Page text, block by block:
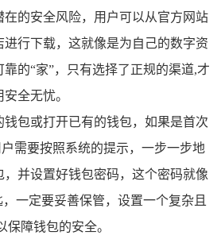
在的安全风险，用户可以从官方网站
进行下载，这就像是为自己的数字资
的“家”，只有选择了正规的渠道,才
全无忧。
钱包或打开已有的钱包，如果是首次
户需要按照系统的提示，一步一步地
，并设置好钱包密码，这个密码就像
，一定要妥善保管，设置一个复杂且
保障钱包的安全。